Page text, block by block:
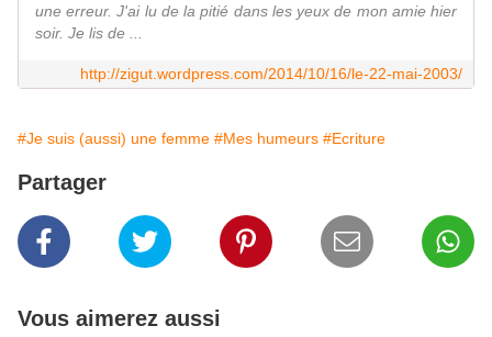
une erreur. J'ai lu de la pitié dans les yeux de mon amie hier
soir. Je lis de ...
http://zigut.wordpress.com/2014/10/16/le-22-mai-2003/
#Je suis (aussi) une femme #Mes humeurs #Ecriture
Partager
Vous aimerez aussi